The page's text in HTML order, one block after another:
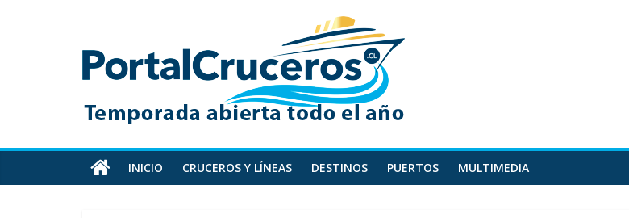
PortalCruceros
Toda
información
cruceros
en
un
INICIO CRUCEROS Y LÍNEAS DESTINOS PUERTOS MULTIMEDIA